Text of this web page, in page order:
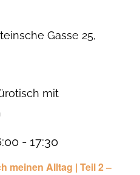
Gasse 25,
meinen Alltag | Teil 2 –
- 17:30